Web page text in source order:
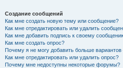
Создание сообщений
Как мне создать новую тему или сообщение?
Как мне отредактировать или удалить
Как мне добавить подпись к своему
Как мне создать опрос?
Почему я не могу добавить больше вариантов
Как мне отредактировать или удалить опрос?
Почему мне недоступны некоторые форумы?